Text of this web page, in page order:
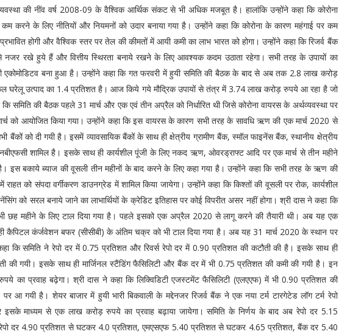
की नींव वर्ष 2008-09 के वैश्विक आर्थिक संकट से भी अधिक मजबूत है। हालांकि उन्होंने कहा कि काेरोना
कम करने के लिए नीतियों और नियमनों को उदार बनाया गया है। उन्होंने कहा कि कोरोना के कारण महंगाई पर कम
होगी और वैश्विक स्तर पर तेल की कीमतों में आयी कमी का लाभ भारत को होगा। उन्होंने कहा कि रिजर्व बैंक
नजर रखे हुये हैं और वित्तीय स्थिरता बनाये रखने के लिए आवश्यक कदम उठाता रहेगा। सभी तरह के उपायों का
एकोमोडिटव बना हुआ है। उन्होंने कहा कि गत फरवरी में हुयी समिति की बैठक के बाद से अब तक 2.8 लाख करोड़
घरेलू उत्पाद का 1.4 प्रतिशत है। आज किये गये मौद्रिक उपायों से तंत्र में 3.74 लाख करोड़ रुपये आ रहा है जो
समिति की बैठक पहले 31 मार्च और एक एवं तीन अप्रैल को निर्धारित थी जिसे कोरोना वायरस के अर्थव्यवस्था पर
को आयोजित किया गया। उन्होंने कहा कि इस वायरस के कारण सभी तरह के सावधि ऋण की एक मार्च 2020 से
को दी गयी है। इसमें व्यावसायिक बैंकों के साथ ही क्षेत्रीय ग्रामीण बैंक, स्मॉल फाइनेंस बैंक, स्थानीय क्षेत्रीय
शामिल है। इसके साथ ही कार्यशील पूंजी के लिए नकद ऋण, ओवरड्राफ्ट आदि पर एक मार्च से तीन महीने
इस बकाये ब्याज की वूसली तीन महीनों के बाद करने के लिए कहा गया है। उन्होंने कहा कि सभी तरह के ऋण की
को संपदा वर्गीकरण डाउनग्रेड में शामिल किया जायेगा। उन्होंने कहा कि किश्तों की वूसली पर रोक, कार्यशील
को सरल बनाये जाने का लाभार्थियों के क्रेडिट इतिहास पर कोई विपरीत असर नहीं होगा। श्री दास ने कहा कि
छह महीने के लिए टाल दिया गया है। पहले इसको एक अप्रैल 2020 से लागू करने की तैयारी थी। अब यह एक
कैपिटल कंर्जवेशन बफर (सीसीबी) के अंतिम चक्र को भी टाल दिया गया है। अब यह 31 मार्च 2020 के स्थान पर
कि समिति ने रेपो दर में 0.75 प्रतिशत और रिवर्स रेपाे दर में 0.90 प्रतिशत की कटौती की है। इसके साथ ही
की गयी। इसके साथ ही मार्जिनल स्टैंडिंग फैसिलिटी और बैंक दर में भी 0.75 प्रतिशत की कमी की गयी है। इन
का प्रवाह बढ़ेगा। श्री दास ने कहा कि लिक्विडिटी एजस्टमेंट फैसिलिटी (एलएएफ) में भी 0.90 प्रतिशत की
गयी है। शेयर बाजार में हुयी भारी बिकवाली के मद्देनजर रिजर्व बैंक ने एक नया टर्म टारगेटेड लॉग टर्म रेपो
माध्यम से एक लाख करोड़ रुपये का प्रवाह बढ़ाया जायेगा। समिति के निर्णय के बाद अब रेपो दर 5.15
दर 4.90 प्रतिशत से घटकर 4.0 प्रतिशत, एमएसएफ 5.40 प्रतिशत से घटकर 4.65 प्रतिशत, बैंक दर 5.40